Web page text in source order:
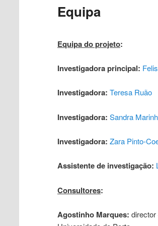
Equipa
Equipa do projeto:
Investigadora principal:
Investigadora: Teresa Ruão
Investigadora: Sandra
Investigadora: Zara Pinto-
Assistente de investigação:
Consultores:
Agostinho Marques: